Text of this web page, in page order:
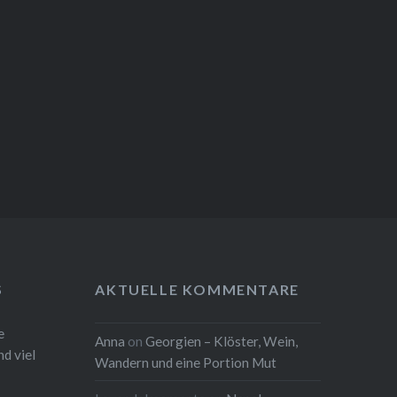
viel
AKTUELLE KOMMENTARE
Anna onGeorgien – Klöster, Wein,
Wandern und eine Portion Mut